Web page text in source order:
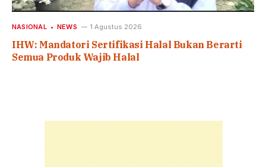
NASIONAL NEWS 1 Agustus 2026
IHW: Mandatori Sertifikasi Halal Bukan Berarti
Semua Produk Wajib Halal